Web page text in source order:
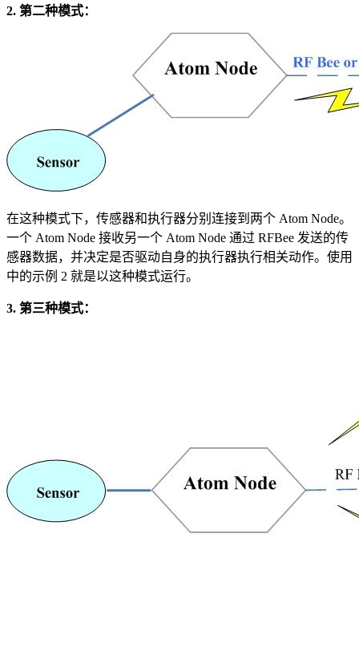
2. 第二种模式：
在这种模式下，传感器和执行器分别连接到两个 Atom Node。
一个 Atom Node 接收另一个 Atom Node 通过 RFBee 发送的传
感器数据，并决定是否驱动自身的执行器执行相关动作。使用
中的示例 2 就是以这种模式运行。
3. 第三种模式：